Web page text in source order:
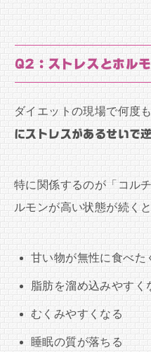
Q2：ストレスとホル
ダイエットの現場で何度
にストレスがあるせいで
特に関係するのが「コル
ルモンが高い状態が続くと
甘い物が無性に食べた
脂肪を溜め込みやすく
むくみやすくなる
睡眠の質が落ちる